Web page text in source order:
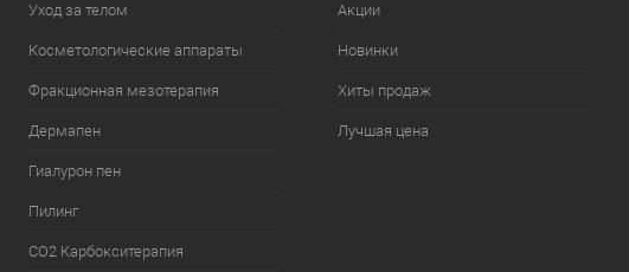
Уход за телом
Косметологические аппараты
Фракционная мезотерапия
Дермапен
Гиалурон пен
Пилинг
CO2 Карбокситерапия
Акции
Новинки
Хиты продаж
Лучшая цена